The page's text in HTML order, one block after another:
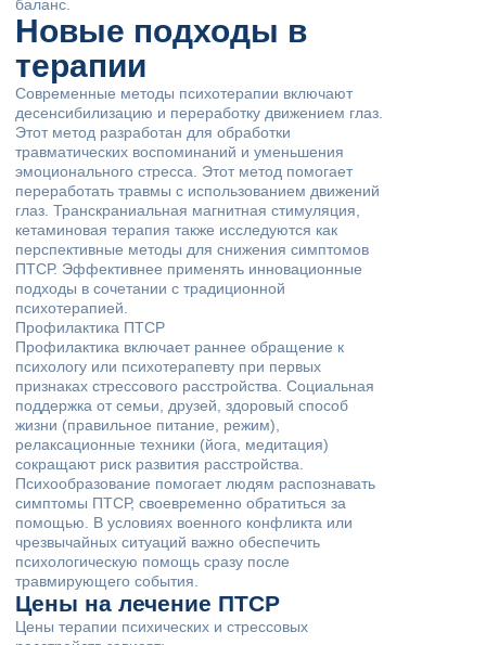
баланс.
Новые подходы в
терапии
Современные методы психотерапии включают
десенсибилизацию и переработку движением глаз.
Этот метод разработан для обработки
травматических воспоминаний и уменьшения
эмоционального стресса. Этот метод помогает
переработать травмы с использованием движений
глаз. Транскраниальная магнитная стимуляция,
кетаминовая терапия также исследуются как
перспективные методы для снижения симптомов
ПТСР. Эффективнее применять инновационные
подходы в сочетании с традиционной
психотерапией.
Профилактика ПТСР
Профилактика включает раннее обращение к
психологу или психотерапевту при первых
признаках стрессового расстройства. Социальная
поддержка от семьи, друзей, здоровый способ
жизни (правильное питание, режим),
релаксационные техники (йога, медитация)
сокращают риск развития расстройства.
Психообразование помогает людям распознавать
симптомы ПТСР, своевременно обратиться за
помощью. В условиях военного конфликта или
чрезвычайных ситуаций важно обеспечить
психологическую помощь сразу после
травмирующего события.
Цены на лечение ПТСР
Цены терапии психических и стрессовых